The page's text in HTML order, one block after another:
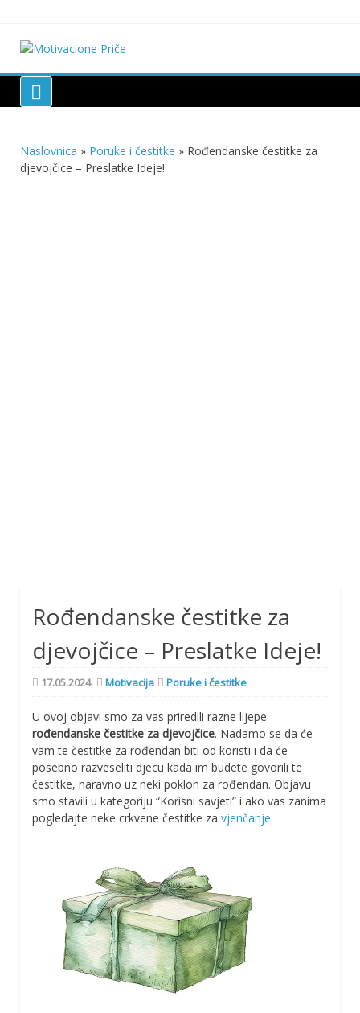
content
Motivacione Priče
Naslovnica » Poruke i čestitke » Rođendanske čestitke za
djevojčice – Preslatke Ideje!
Rođendanske čestitke za
djevojčice – Preslatke Ideje!
17.05.2024. Motivacija Poruke i čestitke
U ovoj objavi smo za vas priredili razne lijepe
rođendanske čestitke za djevojčice. Nadamo se da će
vam te čestitke za rođendan biti od koristi i da će
posebno razveseliti djecu kada im budete govorili te
čestitke, naravno uz neki poklon za rođendan. Objavu
smo stavili u kategoriju “Korisni savjeti” i ako vas zanima
pogledajte neke crkvene čestitke za vjenčanje.